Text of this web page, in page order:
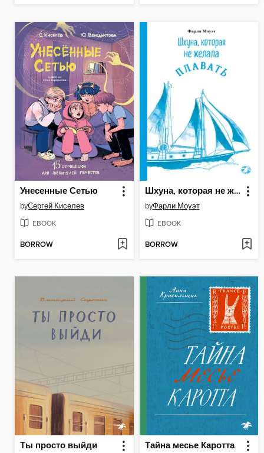
Унесенные Сетью
byСергей Киселев
EBOOK
BORROW
Шхуна, которая не желала плавать
byФарли Моуэт
EBOOK
BORROW
Ты просто выйди Тайна месье Каротта